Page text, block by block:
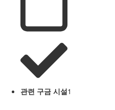
관련 구금 시설1